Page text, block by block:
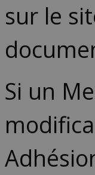
sur le
Si un